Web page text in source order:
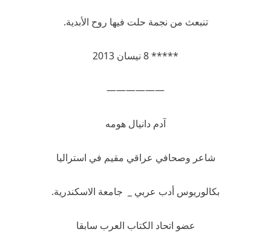
تنبعث من نجمة حلت فيها روح الأبدية.
***** 8 نيسان 2013
——————
آدم دانيال هومه
شاعر وصحافي عراقي مقيم في استراليا
بكالوريوس أدب عربي _ جامعة الاسكندرية.
عضو اتحاد الكتاب العرب سابقا